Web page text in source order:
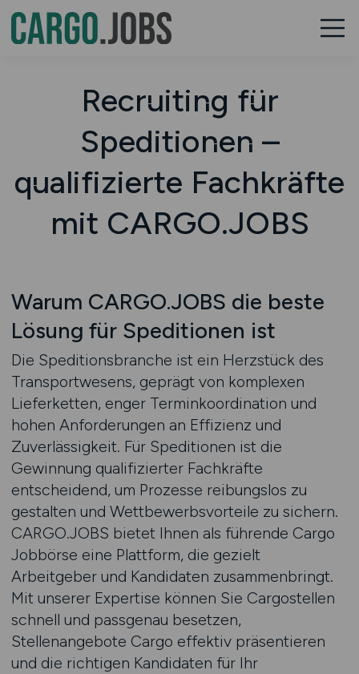
Recruiting für
Speditionen –
qualifizierte Fachkräfte
mit CARGO.JOBS
Warum CARGO.JOBS die beste
Lösung für Speditionen ist
Die Speditionsbranche ist ein Herzstück des
Transportwesens, geprägt von komplexen
Lieferketten, enger Terminkoordination und
hohen Anforderungen an Effizienz und
Zuverlässigkeit. Für Speditionen ist die
Gewinnung qualifizierter Fachkräfte
entscheidend, um Prozesse reibungslos zu
gestalten und Wettbewerbsvorteile zu sichern.
CARGO.JOBS bietet Ihnen als führende Cargo
Jobbörse eine Plattform, die gezielt
Arbeitgeber und Kandidaten zusammenbringt.
Mit unserer Expertise können Sie Cargostellen
schnell und passgenau besetzen,
Stellenangebote Cargo effektiv präsentieren
und die richtigen Kandidaten für Ihr